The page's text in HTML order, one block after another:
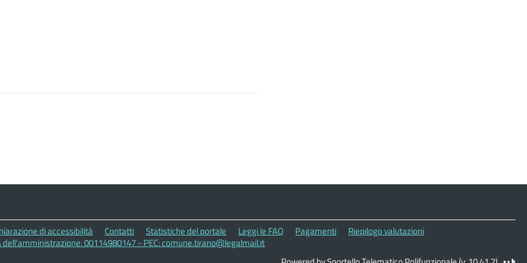
di accessibilità Contatti Statistiche del portale Leggi le FAQ Pagamenti
Riepilogo valutazioni
00114980147 - PEC: comune.tirano@legalmail.it